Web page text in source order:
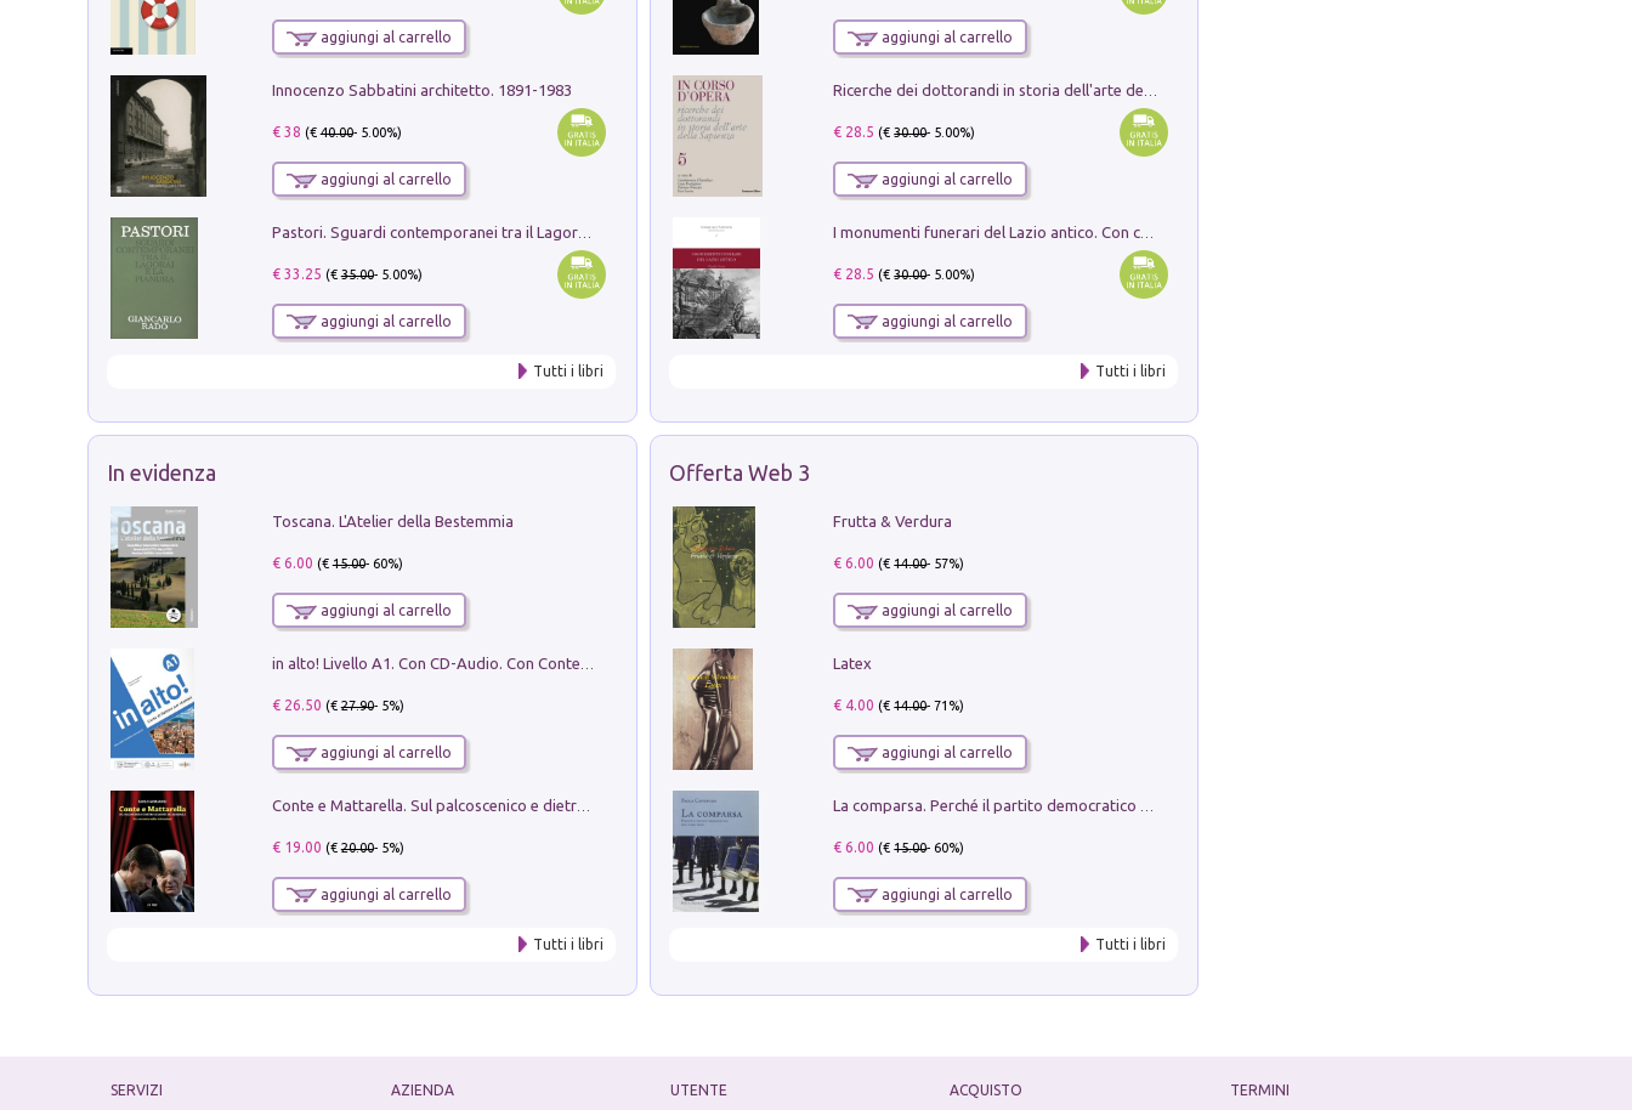
aggiungi al carrello
Innocenzo Sabbatini architetto. 1891-1983
€ 38 (€40.00- 5.00%)
aggiungi al carrello
Pastori. Sguardi contemporanei tra il Lagorai e la pianura. Ediz. illustrata
€ 33.25 (€35.00- 5.00%)
aggiungi al carrello
Tutti i libri
aggiungi al carrello
€ 28.5 (€30.00- 5.00%)
aggiungi al carrello
€ 28.5 (€30.00- 5.00%)
aggiungi al carrello
Tutti i libri
In evidenza
Toscana. L'Atelier della Bestemmia
€ 6.00 (€15.00- 60%)
aggiungi al carrello
€ 26.50 (€27.90- 5%)
aggiungi al carrello
Conte e Mattarella. Sul palcoscenico e dietro le quinte del Quirinale. Un racconto sulle istituzioni
€ 19.00 (€20.00- 5%)
aggiungi al carrello
Tutti i libri
Offerta Web 3
Frutta & Verdura
€ 6.00 (€14.00- 57%)
aggiungi al carrello
Latex
€ 4.00 (€14.00- 71%)
aggiungi al carrello
€ 6.00 (€15.00- 60%)
aggiungi al carrello
Tutti i libri
SERVIZI
AZIENDA
UTENTE
ACQUISTO
TERMINI